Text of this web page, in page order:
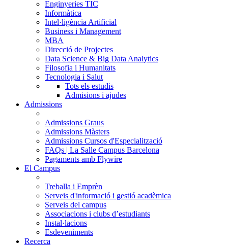
Enginyeries TIC
Informàtica
Intel·ligència Artificial
Business i Management
MBA
Direcció de Projectes
Data Science & Big Data Analytics
Filosofia i Humanitats
Tecnologia i Salut
Tots els estudis
Admisions i ajudes
Admissions
Admissions Graus
Admissions Màsters
Admissions Cursos d'Especialització
FAQs | La Salle Campus Barcelona
Pagaments amb Flywire
El Campus
Treballa i Emprèn
Serveis d'informació i gestió acadèmica
Serveis del campus
Associacions i clubs d’estudiants
Instal·lacions
Esdeveniments
Recerca